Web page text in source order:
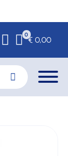
0
€ 0,00